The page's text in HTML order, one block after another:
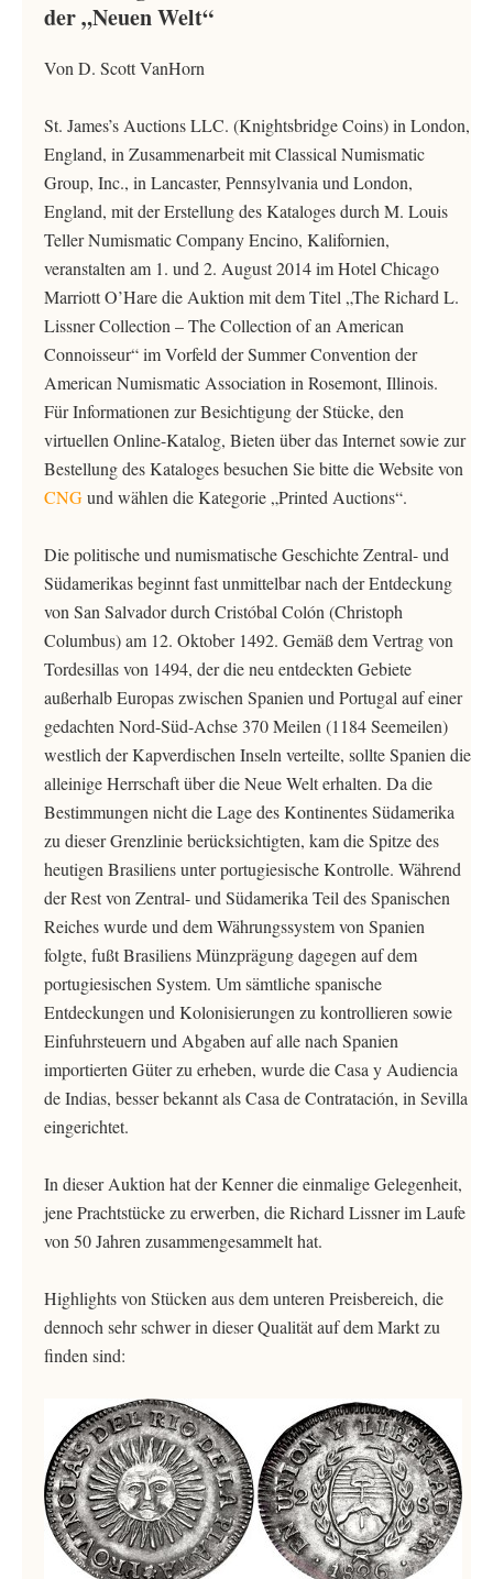
der „Neuen Welt“
Von D. Scott VanHorn
St. James’s Auctions LLC. (Knightsbridge Coins) in London,
England, in Zusammenarbeit mit Classical Numismatic
Group, Inc., in Lancaster, Pennsylvania und London,
England, mit der Erstellung des Kataloges durch M. Louis
Teller Numismatic Company Encino, Kalifornien,
veranstalten am 1. und 2. August 2014 im Hotel Chicago
Marriott O’Hare die Auktion mit dem Titel „The Richard L.
Lissner Collection – The Collection of an American
Connoisseur“ im Vorfeld der Summer Convention der
American Numismatic Association in Rosemont, Illinois.
Für Informationen zur Besichtigung der Stücke, den
virtuellen Online-Katalog, Bieten über das Internet sowie zur
Bestellung des Kataloges besuchen Sie bitte die Website von
CNGund wählen die Kategorie „Printed Auctions“.
Die politische und numismatische Geschichte Zentral- und
Südamerikas beginnt fast unmittelbar nach der Entdeckung
von San Salvador durch Cristóbal Colón (Christoph
Columbus) am 12. Oktober 1492. Gemäß dem Vertrag von
Tordesillas von 1494, der die neu entdeckten Gebiete
außerhalb Europas zwischen Spanien und Portugal auf einer
gedachten Nord-Süd-Achse 370 Meilen (1184 Seemeilen)
westlich der Kapverdischen Inseln verteilte, sollte Spanien die
alleinige Herrschaft über die Neue Welt erhalten. Da die
Bestimmungen nicht die Lage des Kontinentes Südamerika
zu dieser Grenzlinie berücksichtigten, kam die Spitze des
heutigen Brasiliens unter portugiesische Kontrolle. Während
der Rest von Zentral- und Südamerika Teil des Spanischen
Reiches wurde und dem Währungssystem von Spanien
folgte, fußt Brasiliens Münzprägung dagegen auf dem
portugiesischen System. Um sämtliche spanische
Entdeckungen und Kolonisierungen zu kontrollieren sowie
Einfuhrsteuern und Abgaben auf alle nach Spanien
importierten Güter zu erheben, wurde die Casa y Audiencia
de Indias, besser bekannt als Casa de Contratación, in Sevilla
eingerichtet.
In dieser Auktion hat der Kenner die einmalige Gelegenheit,
jene Prachtstücke zu erwerben, die Richard Lissner im Laufe
von 50 Jahren zusammengesammelt hat.
Highlights von Stücken aus dem unteren Preisbereich, die
dennoch sehr schwer in dieser Qualität auf dem Markt zu
finden sind: